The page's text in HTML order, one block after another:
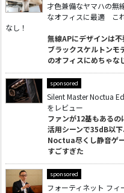
才色兼備なヤマハの無
なオフィスに最適 こ
なし！
無線APにデザインは
ブラックスケルトンモ
のオフィスにめちゃな
sponsored
Silent Master Noctua
をレビュー
ファンが12基もあるの
活用シーンで35dB以
Noctua尽くし静音ゲ
すごすぎた
sponsored
フォーティネット フィ